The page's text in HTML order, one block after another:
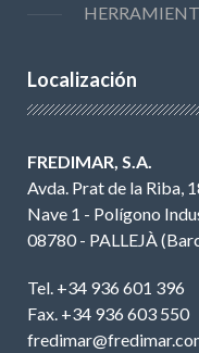
Localización
FREDIMAR, S.A.
Avda. Prat de la Riba,
Nave 1 - Polígono
08780 - PALLEJÀ
Tel. +34 936 601 396
Fax. +34 936 603 550